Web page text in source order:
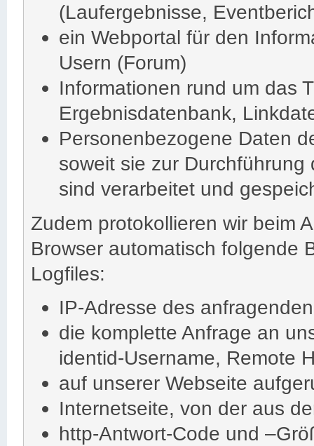
(Laufergebnisse,
ein Webportal für den
Usern (Forum)
Informationen rund um das
Ergebnisdatenbank,
Personenbezogene Daten
soweit sie zur
sind verarbeitet und
Zudem protokollieren wir beim
Browser automatisch folgende
Logfiles:
IP-Adresse des
die komplette Anfrage an
identid-Username, Remote
auf unserer Webseite
Internetseite, von der aus
http-Antwort-Code und